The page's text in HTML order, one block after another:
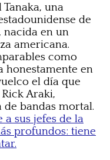
una
de
nacida en un
americana.
como
honestamente en
el día que
Araki,
de bandas mortal.
sus jefes de la
profundos: tiene